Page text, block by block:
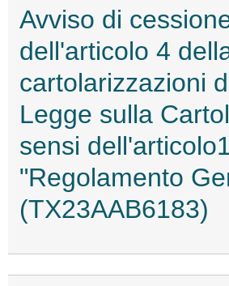
Avviso di
dell'articolo 4
cartolarizzazioni
Legge sulla
sensi
"Regolamento
(TX23AAB6183)